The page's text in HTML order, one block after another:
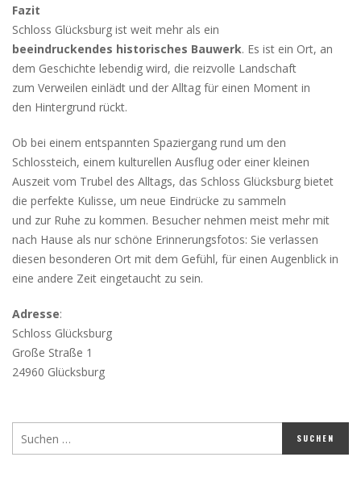
Fazit
Schloss Glücksburg ist weit mehr als ein
beeindruckendes historisches Bauwerk. Es ist ein Ort, an
dem Geschichte lebendig wird, die reizvolle Landschaft
zum Verweilen einlädt und der Alltag für einen Moment in
den Hintergrund rückt.
Ob bei einem entspannten Spaziergang rund um den
Schlossteich, einem kulturellen Ausflug oder einer kleinen
Auszeit vom Trubel des Alltags, das Schloss Glücksburg bietet
die perfekte Kulisse, um neue Eindrücke zu sammeln
und zur Ruhe zu kommen. Besucher nehmen meist mehr mit
nach Hause als nur schöne Erinnerungsfotos: Sie verlassen
diesen besonderen Ort mit dem Gefühl, für einen Augenblick in
eine andere Zeit eingetaucht zu sein.
Adresse:
Schloss Glücksburg
Große Straße 1
24960 Glücksburg